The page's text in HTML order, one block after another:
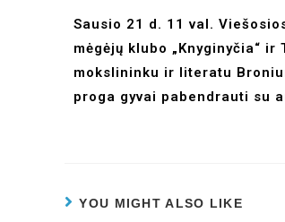
Sausio 21 d. 11 val.
mėgėjų klubo „Knyginyčia“
mokslininku ir literatu
proga gyvai pabendrauti su
YOU MIGHT ALSO LIKE